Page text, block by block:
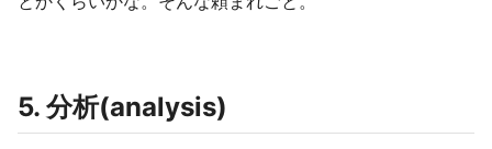
5. 分析(analysis)